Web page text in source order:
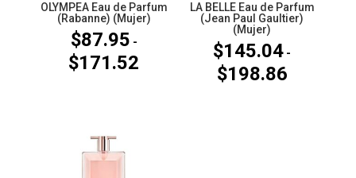
OLYMPEA Eau de Parfum
(Rabanne) (Mujer)
$87.95 -
$171.52
LA BELLE Eau de Parfum
(Jean Paul Gaultier)
(Mujer)
$145.04 -
$198.86Rango